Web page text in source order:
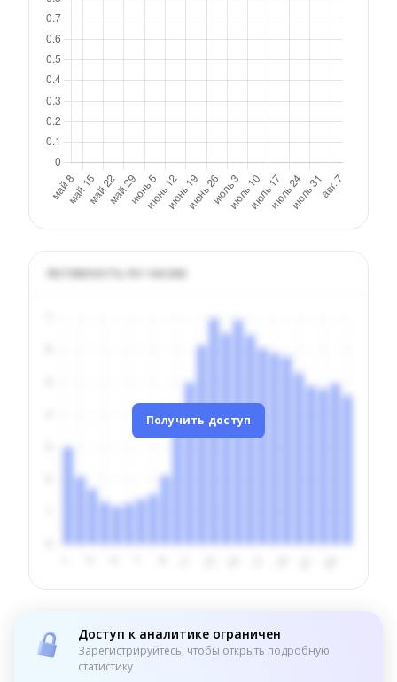
Активность по часам
Получить доступ
Доступ к аналитике ограничен
Зарегистрируйтесь, чтобы открыть подробную
статистику